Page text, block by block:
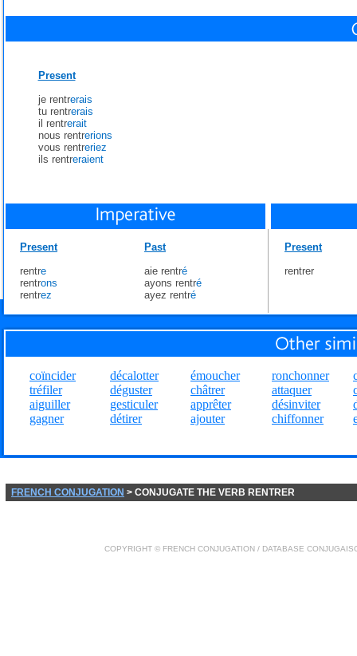
Present
je rentrerais
tu rentrerais
il rentrerait
nous rentrerions
vous rentreriez
ils rentreraient
Present
rentre
rentrons
rentrez
Past
aie rentré
ayons rentré
ayez rentré
Present
rentrer
coïncider
tréfiler
aiguiller
gagner
décalotter
déguster
gesticuler
détirer
émoucher
châtrer
apprêter
ajouter
ronchonner
attaquer
désinviter
chiffonner
FRENCH CONJUGATION > CONJUGATE THE VERB RENTRER
COPYRIGHT © FRENCH CONJUGATION / DATABASE